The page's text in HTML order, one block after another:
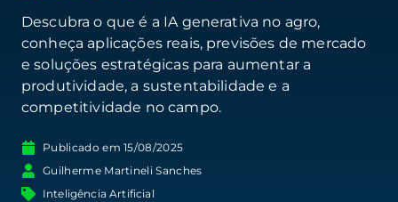
Descubra o que é a IA generativa no agro,
conheça aplicações reais, previsões de mercado
e soluções estratégicas para aumentar a
produtividade, a sustentabilidade e a
competitividade no campo.
Publicado em 15/08/2025
Guilherme Martineli Sanches
Inteligência Artificial